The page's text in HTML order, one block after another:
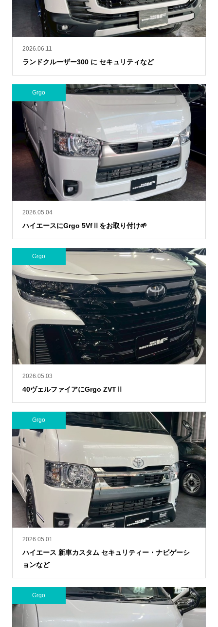
2026.06.11
ランドクルーザー300 に セキュリティなど
2026.05.04
ハイエースにGrgo 5VfⅡをお取り付け🌱
Grgo
2026.05.03
40ヴェルファイアにGrgo ZVTⅡ
Grgo
2026.05.01
ハイエース 新車カスタム セキュリティー・ナビゲーシ
ョンなど
Grgo
Grgo